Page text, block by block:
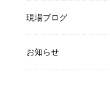
現場ブログ
お知らせ